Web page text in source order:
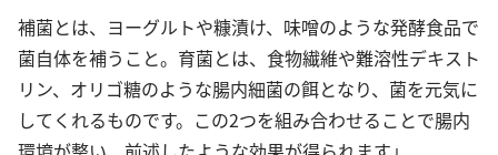
補菌とは、ヨーグルトや糠漬け、味噌のような発酵食品で
菌自体を補うこと。育菌とは、食物繊維や難溶性デキスト
リン、オリゴ糖のような腸内細菌の餌となり、菌を元気に
してくれるものです。この2つを組み合わせることで腸内